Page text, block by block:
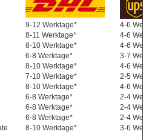
9-12 Werktage*
4-6
8-11 Werktage*
4-6
8-10 Werktage*
4-6
6-8 Werktage*
3-7
8-10 Werktage*
4-6
7-10 Werktage*
2-5
8-10 Werktage*
4-6
6-8 Werktage*
2-4
6-8 Werktage*
2-4
6-8 Werktage*
2-4
8-10 Werktage* 3-6